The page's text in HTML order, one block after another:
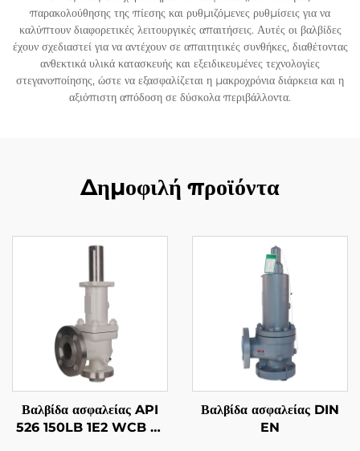
παρακολούθησης της πίεσης και ρυθμιζόμενες ρυθμίσεις για να
καλύπτουν διαφορετικές λειτουργικές απαιτήσεις. Αυτές οι βαλβίδες
έχουν σχεδιαστεί για να αντέχουν σε απαιτητικές συνθήκες, διαθέτοντας
ανθεκτικά υλικά κατασκευής και εξειδικευμένες τεχνολογίες
στεγανοποίησης, ώστε να εξασφαλίζεται η μακροχρόνια διάρκεια και η
αξιόπιστη απόδοση σε δύσκολα περιβάλλοντα.
Δημοφιλή προϊόντα
Βαλβίδα ασφαλείας API
526 150LB 1E2 WCB με
Βαλβίδα ασφαλείας DIN
EN